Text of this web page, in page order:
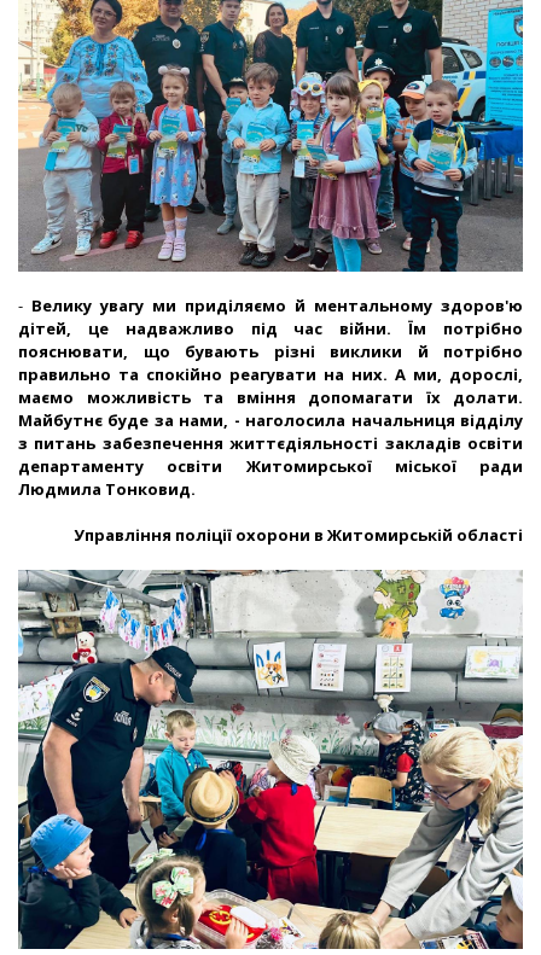
- Велику увагу ми приділяємо й ментальному здоров'ю
дітей, це надважливо під час війни. Їм потрібно
пояснювати, що бувають різні виклики й потрібно
правильно та спокійно реагувати на них. А ми, дорослі,
маємо можливість та вміння допомагати їх долати.
Майбутнє буде за нами, - наголосила начальниця відділу
з питань забезпечення життєдіяльності закладів освіти
департаменту освіти Житомирської міської ради
Людмила Тонковид.
Управління поліції охорони в Житомирській області